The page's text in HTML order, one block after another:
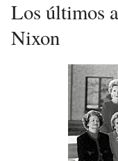
Los últimos
Nixon